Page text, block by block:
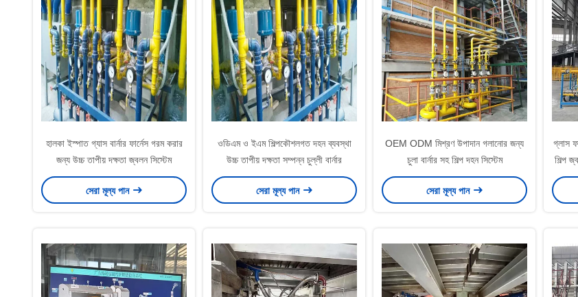
হালকা ইস্পাত গ্যাস বার্নার ফার্নেস গরম করার
জন্য উচ্চ তাপীয় দক্ষতা জ্বলন সিস্টেম
সেরা মূল্য পান
ওডিএম ও ইএম শিল্পকৌশলগত দহন ব্যবস্থা
উচ্চ তাপীয় দক্ষতা সম্পন্ন চুল্লী বার্নার
সেরা মূল্য পান
OEM ODM মিশ্রণ উপাদান গলানোর জন্য
চুলা বার্নার সহ শিল্প দহন সিস্টেম
সেরা মূল্য পান
গ্লাস
শিল্প